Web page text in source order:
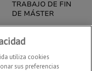
utiliza cookies
sus preferencias